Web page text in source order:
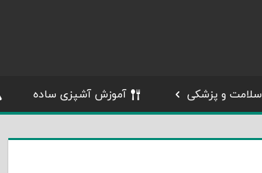
سلامت و پزشکی آموزش آشپزی ساده